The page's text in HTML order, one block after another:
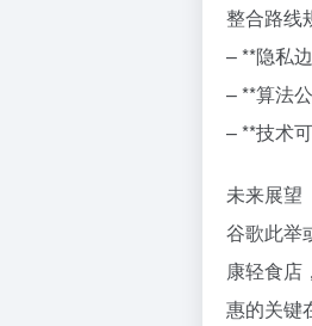
整合路线
– **隐私
– **算法
– **技术
未来展望
谷歌此举
康轻食店
惠的关键